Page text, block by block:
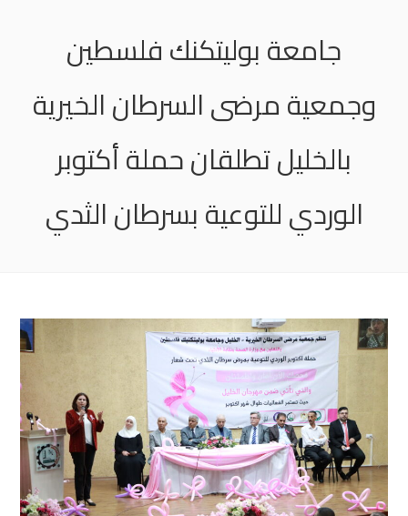
جامعة بوليتكنك فلسطين
وجمعية مرضى السرطان الخيرية
بالخليل تطلقان حملة أكتوبر
الوردي للتوعية بسرطان الثدي